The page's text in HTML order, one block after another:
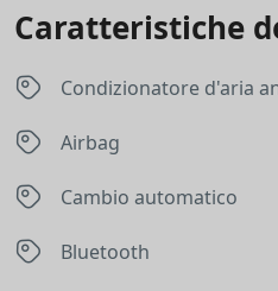
Caratteristiche
Condizionatore d'aria
Airbag
Cambio automatico
Bluetooth